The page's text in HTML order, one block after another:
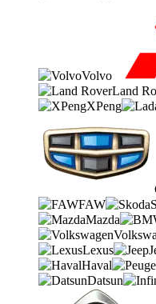
Volvo
Land
XPeng
FAW
Mazda
Lexus
Haval
Datsun